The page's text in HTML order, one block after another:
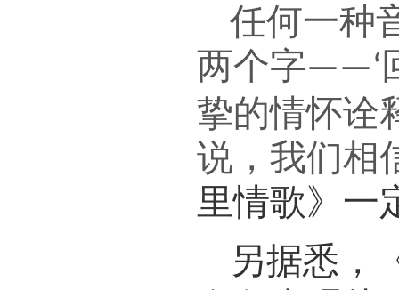
任何一种
两个字——‘
挚的情怀诠
说，我们相
里情歌》一
另据悉，